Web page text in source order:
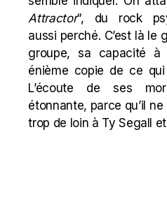
Attractor“, du rock
aussi perché. C’est là le
groupe, sa capacité
énième copie de ce
L’écoute de ses
étonnante, parce qu’il
trop de loin à Ty Segall